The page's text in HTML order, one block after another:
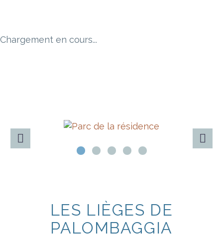
Chargement en cours...
LES LIÈGES DE
PALOMBAGGIA